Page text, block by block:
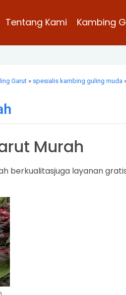
Tentang Kami Kambing
Garut » spesialis kambing guling muda
Murah
berkualitasjuga layanan